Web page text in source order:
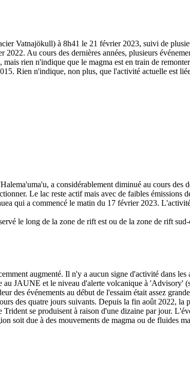
Vatnajökull) à 8h41 le 21 février 2023, suivi de
Au cours des dernières années, plusieurs
rien n'indique que le magma est en train de
Rien n'indique, non plus, que l'activité actuelle est
a considérablement diminué au cours des
Le lac reste actif mais avec de faibles émissions
qui a commencé le matin du 17 février 2023.
le long de la zone de rift est ou de la zone de rift sud-
augmenté. Il n'y a aucun signe d'activité dans les
JAUNE et le niveau d'alerte volcanique à 'Advisory'
des événements au début de l'essaim était assez
des quatre jours suivants. Depuis la fin août 2022,
se produisent à raison d'une dizaine par jour.
soit due à des mouvements de magma ou de fluides